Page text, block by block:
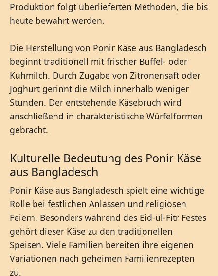
Produktion folgt überlieferten Methoden, die bis
heute bewahrt werden.
Die Herstellung von Ponir Käse aus Bangladesch
beginnt traditionell mit frischer Büffel- oder
Kuhmilch. Durch Zugabe von Zitronensaft oder
Joghurt gerinnt die Milch innerhalb weniger
Stunden. Der entstehende Käsebruch wird
anschließend in charakteristische Würfelformen
gebracht.
Kulturelle Bedeutung des Ponir Käse
aus Bangladesch
Ponir Käse aus Bangladesch spielt eine wichtige
Rolle bei festlichen Anlässen und religiösen
Feiern. Besonders während des Eid-ul-Fitr Festes
gehört dieser Käse zu den traditionellen
Speisen. Viele Familien bereiten ihre eigenen
Variationen nach geheimen Familienrezepten
zu.